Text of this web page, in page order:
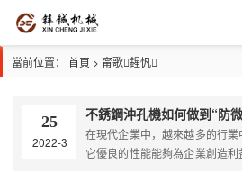
當前位置： 首頁 > 甯歌鍟忛
25
2022-3
不銹鋼沖孔機如何做到“防
在現代企業中，越來越多的行業
它優良的性能能夠為企業創造